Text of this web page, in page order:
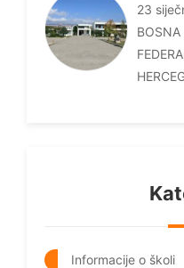
23
BOSNA
Informacije o školi